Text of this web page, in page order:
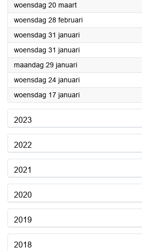
woensdag 20 maart2024
woensdag 28 februari2024
woensdag 31 januari2024
woensdag 31 januari2024
maandag 29 januari2024
woensdag 24 januari2024
woensdag 17 januari2024
2023
2022
2021
2020
2019
2018